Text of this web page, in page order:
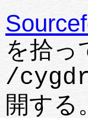
を拾っ
/
開する